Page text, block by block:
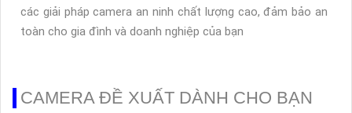
các giải pháp camera an ninh chất lượng cao, đảm bảo an
toàn cho gia đình và doanh nghiệp của bạn
CAMERA ĐỀ XUẤT DÀNH CHO BẠN